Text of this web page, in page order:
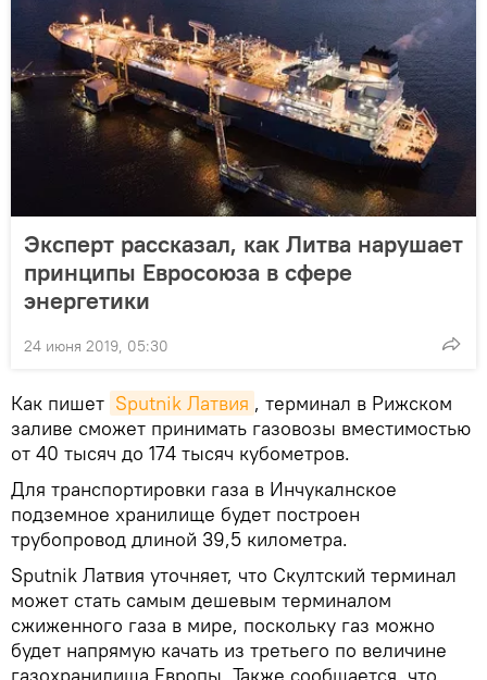
Эксперт рассказал, как Литва нарушает
принципы Евросоюза в сфере
энергетики
24 июня 2019, 05:30
Как пишет Sputnik Латвия , терминал в Рижском
заливе сможет принимать газовозы вместимостью
от 40 тысяч до 174 тысяч кубометров.
Для транспортировки газа в Инчукалнское
подземное хранилище будет построен
трубопровод длиной 39,5 километра.
Sputnik Латвия уточняет, что Скултский терминал
может стать самым дешевым терминалом
сжиженного газа в мире, поскольку газ можно
будет напрямую качать из третьего по величине